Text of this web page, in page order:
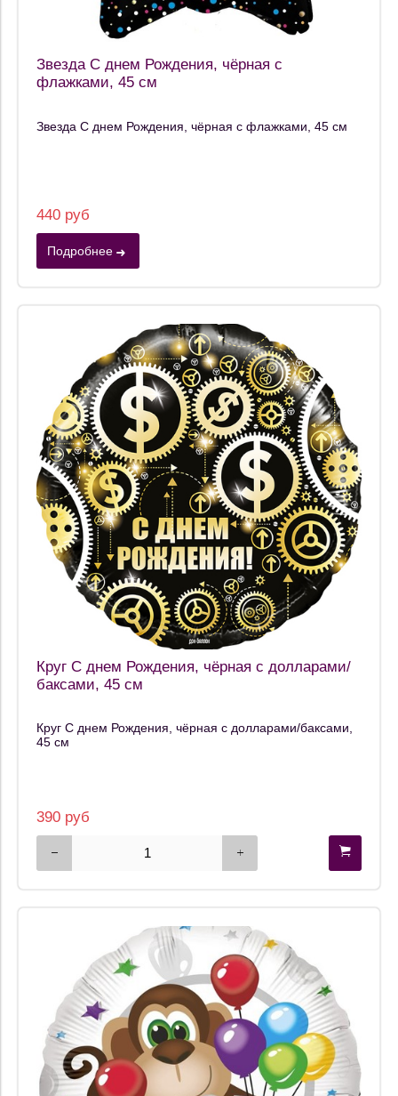
Звезда С днем Рождения, чёрная с
флажками, 45 см
Звезда С днем Рождения, чёрная с флажками, 45 см
440 руб
Подробнее
Круг С днем Рождения, чёрная с долларами/
баксами, 45 см
Круг С днем Рождения, чёрная с долларами/баксами,
45 см
390 руб